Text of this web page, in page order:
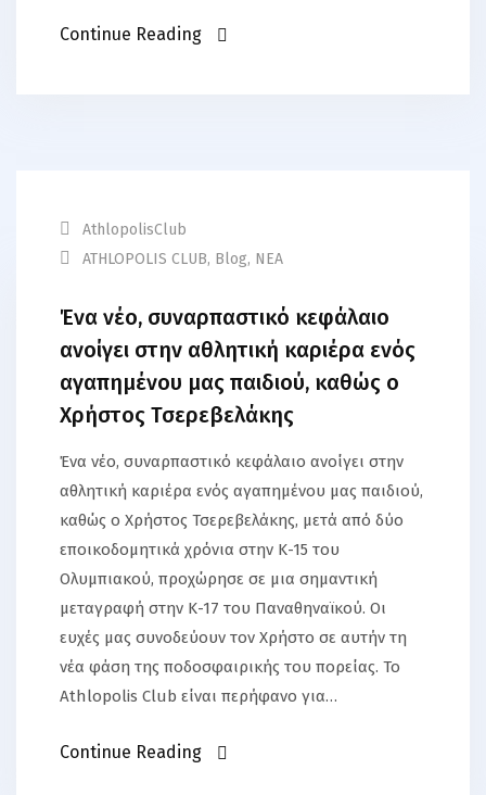
Continue Reading
AthlopolisClub
ATHLOPOLIS CLUB, Blog, ΝΕΑ
Ένα νέο, συναρπαστικό κεφάλαιο
ανοίγει στην αθλητική καριέρα ενός
αγαπημένου μας παιδιού, καθώς ο
Χρήστος Τσερεβελάκης
Ένα νέο, συναρπαστικό κεφάλαιο ανοίγει στην
αθλητική καριέρα ενός αγαπημένου μας παιδιού,
καθώς ο Χρήστος Τσερεβελάκης, μετά από δύο
εποικοδομητικά χρόνια στην Κ-15 του
Ολυμπιακού, προχώρησε σε μια σημαντική
μεταγραφή στην Κ-17 του Παναθηναϊκού. Οι
ευχές μας συνοδεύουν τον Χρήστο σε αυτήν τη
νέα φάση της ποδοσφαιρικής του πορείας. Το
Athlopolis Club είναι περήφανο για…
Continue Reading